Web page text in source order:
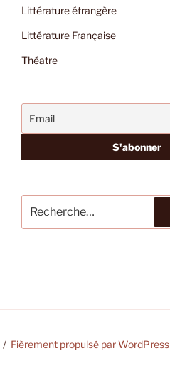
Littérature étrangère
Littérature Française
Théatre
pour
:
Fièrement propulsé par WordPress